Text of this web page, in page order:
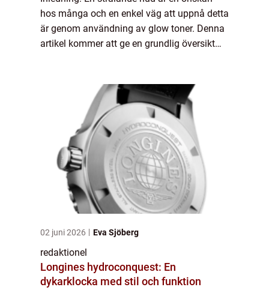
hos många och en enkel väg att uppnå detta
är genom användning av glow toner. Denna
artikel kommer att ge en grundlig översikt
02 juni 2026 Eva Sjöberg
redaktionel
Longines hydroconquest: En
dykarklocka med stil och funktion